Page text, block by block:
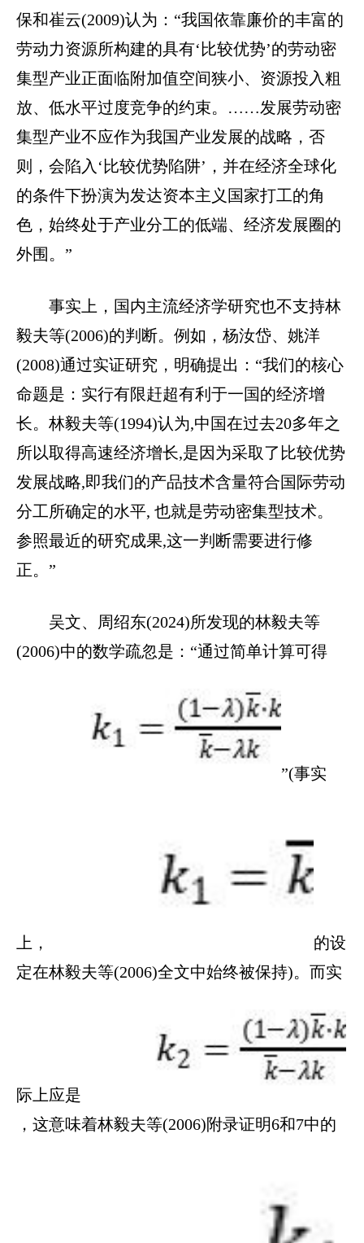
保和崔云(2009)认为：“我国依靠廉价的丰富的
劳动力资源所构建的具有‘比较优势’的劳动密
集型产业正面临附加值空间狭小、资源投入粗
放、低水平过度竞争的约束。……发展劳动密
集型产业不应作为我国产业发展的战略，否
则，会陷入‘比较优势陷阱’，并在经济全球化
的条件下扮演为发达资本主义国家打工的角
色，始终处于产业分工的低端、经济发展圈的
外围。”
事实上，国内主流经济学研究也不支持林
毅夫等(2006)的判断。例如，杨汝岱、姚洋
(2008)通过实证研究，明确提出：“我们的核心
命题是：实行有限赶超有利于一国的经济增
长。林毅夫等(1994)认为,中国在过去20多年之
所以取得高速经济增长,是因为采取了比较优势
发展战略,即我们的产品技术含量符合国际劳动
分工所确定的水平, 也就是劳动密集型技术。
参照最近的研究成果,这一判断需要进行修
正。”
吴文、周绍东(2024)所发现的林毅夫等
(2006)中的数学疏忽是：“通过简单计算可得
”(事实
上，
的设
定在林毅夫等(2006)全文中始终被保持)。而实
际上应是
，这意味着林毅夫等(2006)附录证明6和7中的